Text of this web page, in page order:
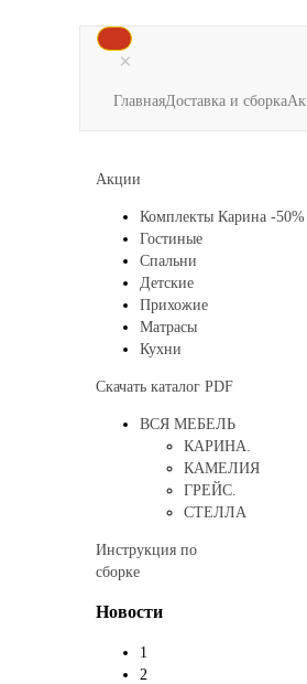
×
ГлавнаяДоставка и сборка
Акции
Комплекты Карина -50%
Гостиные
Спальни
Детские
Прихожие
Матрасы
Кухни
Скачать каталог PDF
ВСЯ МЕБЕЛЬ
КАРИНА.
КАМЕЛИЯ
ГРЕЙС.
СТЕЛЛА
Инструкция по
сборке
Новости
1
2